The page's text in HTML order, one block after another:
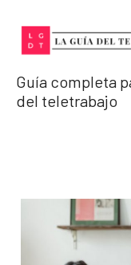
contenido
Guía completa
del teletrabajo